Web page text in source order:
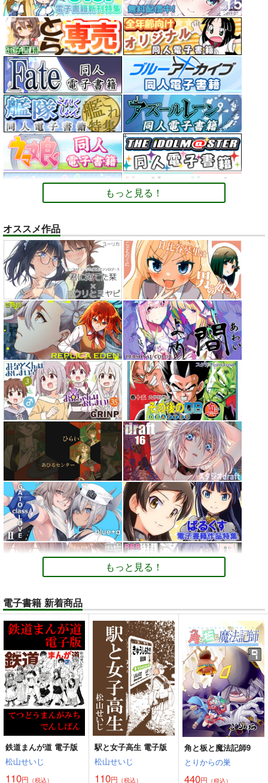
もっと見る！
オススメ作品
もっと見る！
電子書籍 新着商品
鉄道まんが道 電子版
松山せいじ
110円 （税込）
駅と女子高生 電子版
松山せいじ
110円 （税込）
角と板と魔法記師9
とりからの巣
440円 （税込）